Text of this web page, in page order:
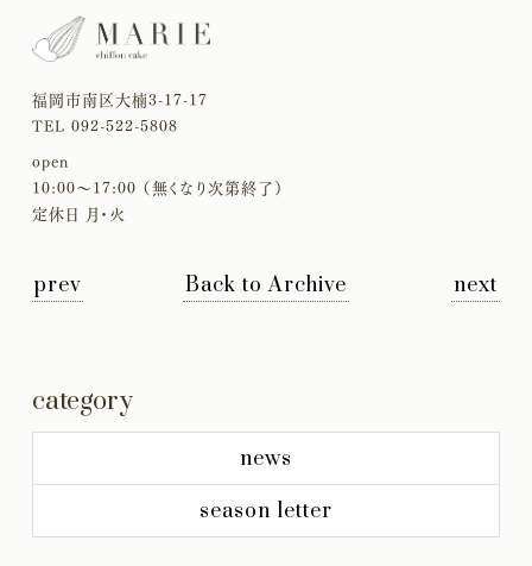
福岡市南区大楠3-17-17
TEL 092-522-5808
open
10:00〜17:00 （無くなり次第終了）
定休日 月・火
prev next
Back to Archive
category
news
season letter